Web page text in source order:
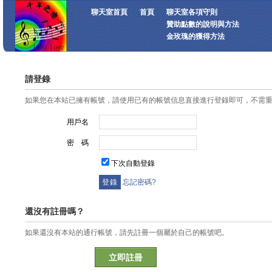
聊天室首頁 首頁
聊天室各項守則
贊助點數的說明與方法
金玫瑰的獲得方法
請登錄
如果您在本站已擁有帳號，請使用已有的帳號信息直接進行登錄即可，不需
用戶名
密 碼
下次自動登錄
忘記密碼?
還沒有註冊嗎？
如果還沒有本站的通行帳號，請先註冊一個屬於自己的帳號吧。
立即註冊